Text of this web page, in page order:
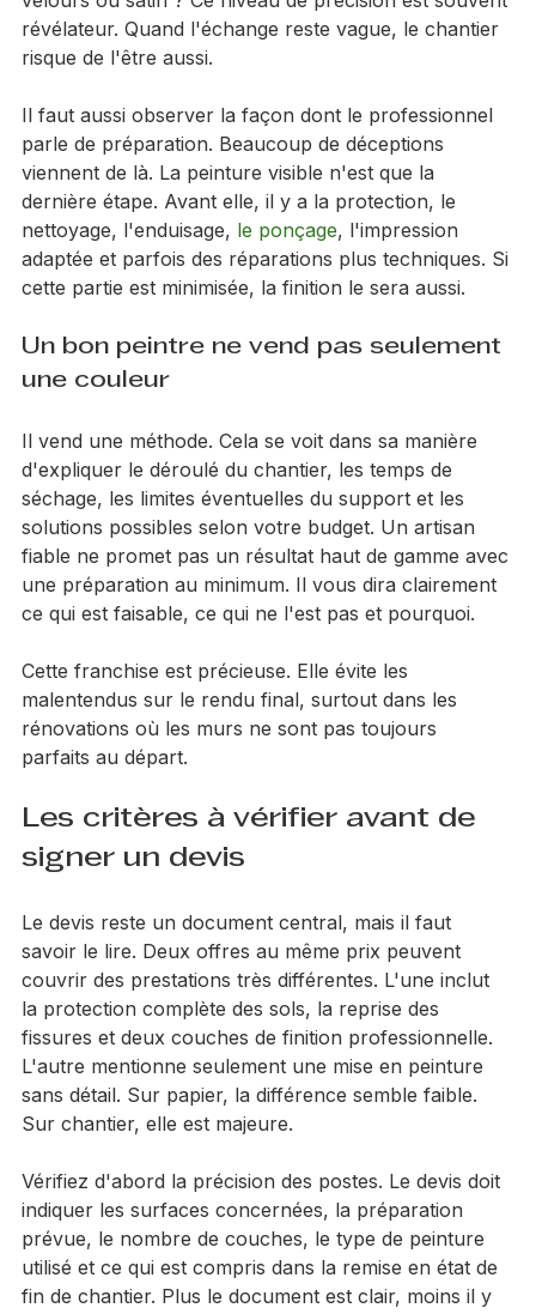
Souhaitez-vous un rendu très tendu, mat profond,
velours ou satin ? Ce niveau de précision est souvent
révélateur. Quand l'échange reste vague, le chantier
Il faut aussi observer la façon dont le professionnel
parle de préparation. Beaucoup de déceptions
viennent de là. La peinture visible n'est que la
dernière étape. Avant elle, il y a la protection, le
nettoyage, l'enduisage, le ponçage , l'impression
adaptée et parfois des réparations plus techniques. Si
Un bon peintre ne vend pas seulement
Il vend une méthode. Cela se voit dans sa manière
d'expliquer le déroulé du chantier, les temps de
séchage, les limites éventuelles du support et les
solutions possibles selon votre budget. Un artisan
fiable ne promet pas un résultat haut de gamme avec
une préparation au minimum. Il vous dira clairement
Cette franchise est précieuse. Elle évite les
malentendus sur le rendu final, surtout dans les
rénovations où les murs ne sont pas toujours
Les critères à vérifier avant de
Le devis reste un document central, mais il faut
savoir le lire. Deux offres au même prix peuvent
couvrir des prestations très différentes. L'une inclut
la protection complète des sols, la reprise des
fissures et deux couches de finition professionnelle.
L'autre mentionne seulement une mise en peinture
sans détail. Sur papier, la différence semble faible.
Vérifiez d'abord la précision des postes. Le devis doit
indiquer les surfaces concernées, la préparation
prévue, le nombre de couches, le type de peinture
utilisé et ce qui est compris dans la remise en état de